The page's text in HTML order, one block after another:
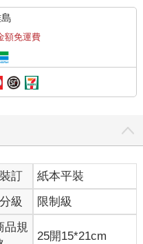
額免運費
裝訂
紙本平裝
分級 限制級
品規
25開15*21cm